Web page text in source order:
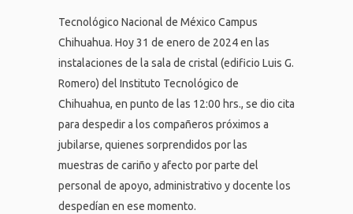
Tecnológico Nacional de México Campus
Chihuahua. Hoy 31 de enero de 2024 en las
instalaciones de la sala de cristal (edificio Luis G.
Romero) del Instituto Tecnológico de
Chihuahua, en punto de las 12:00 hrs., se dio cita
para despedir a los compañeros próximos a
jubilarse, quienes sorprendidos por las
muestras de cariño y afecto por parte del
personal de apoyo, administrativo y docente los
despedían en ese momento.